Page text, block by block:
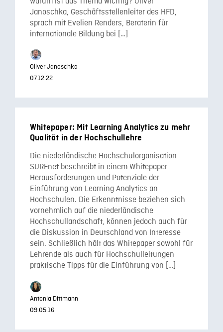
Janoschka, Geschäftsstellenleiter des HFD,
sprach mit Evelien Renders, Beraterin für
internationale Bildung bei […]
Oliver Janoschka
07.12.22
Whitepaper: Mit Learning Analytics zu mehr
Qualität in der Hochschullehre
Die niederländische Hochschulorganisation
SURFnet beschreibt in einem Whitepaper
Herausforderungen und Potenziale der
Einführung von Learning Analytics an
Hochschulen. Die Erkenntnisse beziehen sich
vornehmlich auf die niederländische
Hochschullandschaft, können jedoch auch für
die Diskussion in Deutschland von Interesse
sein. Schließlich hält das Whitepaper sowohl für
Lehrende als auch für Hochschulleitungen
praktische Tipps für die Einführung von […]
Antonia Dittmann
09.05.16